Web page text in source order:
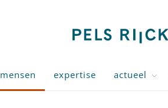
mensen expertise actueel